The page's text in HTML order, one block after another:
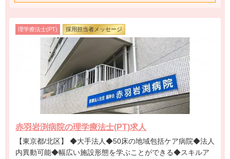
理学療法士(PT) 採用担当者メッセージ
赤羽岩渕病院の理学療法士(PT)求人
【東京都/北区】 ◆大手法人◆50床の地域包括ケア病院◆法人
内異動可能◆幅広い施設形態を学ぶことができる◆スキルア